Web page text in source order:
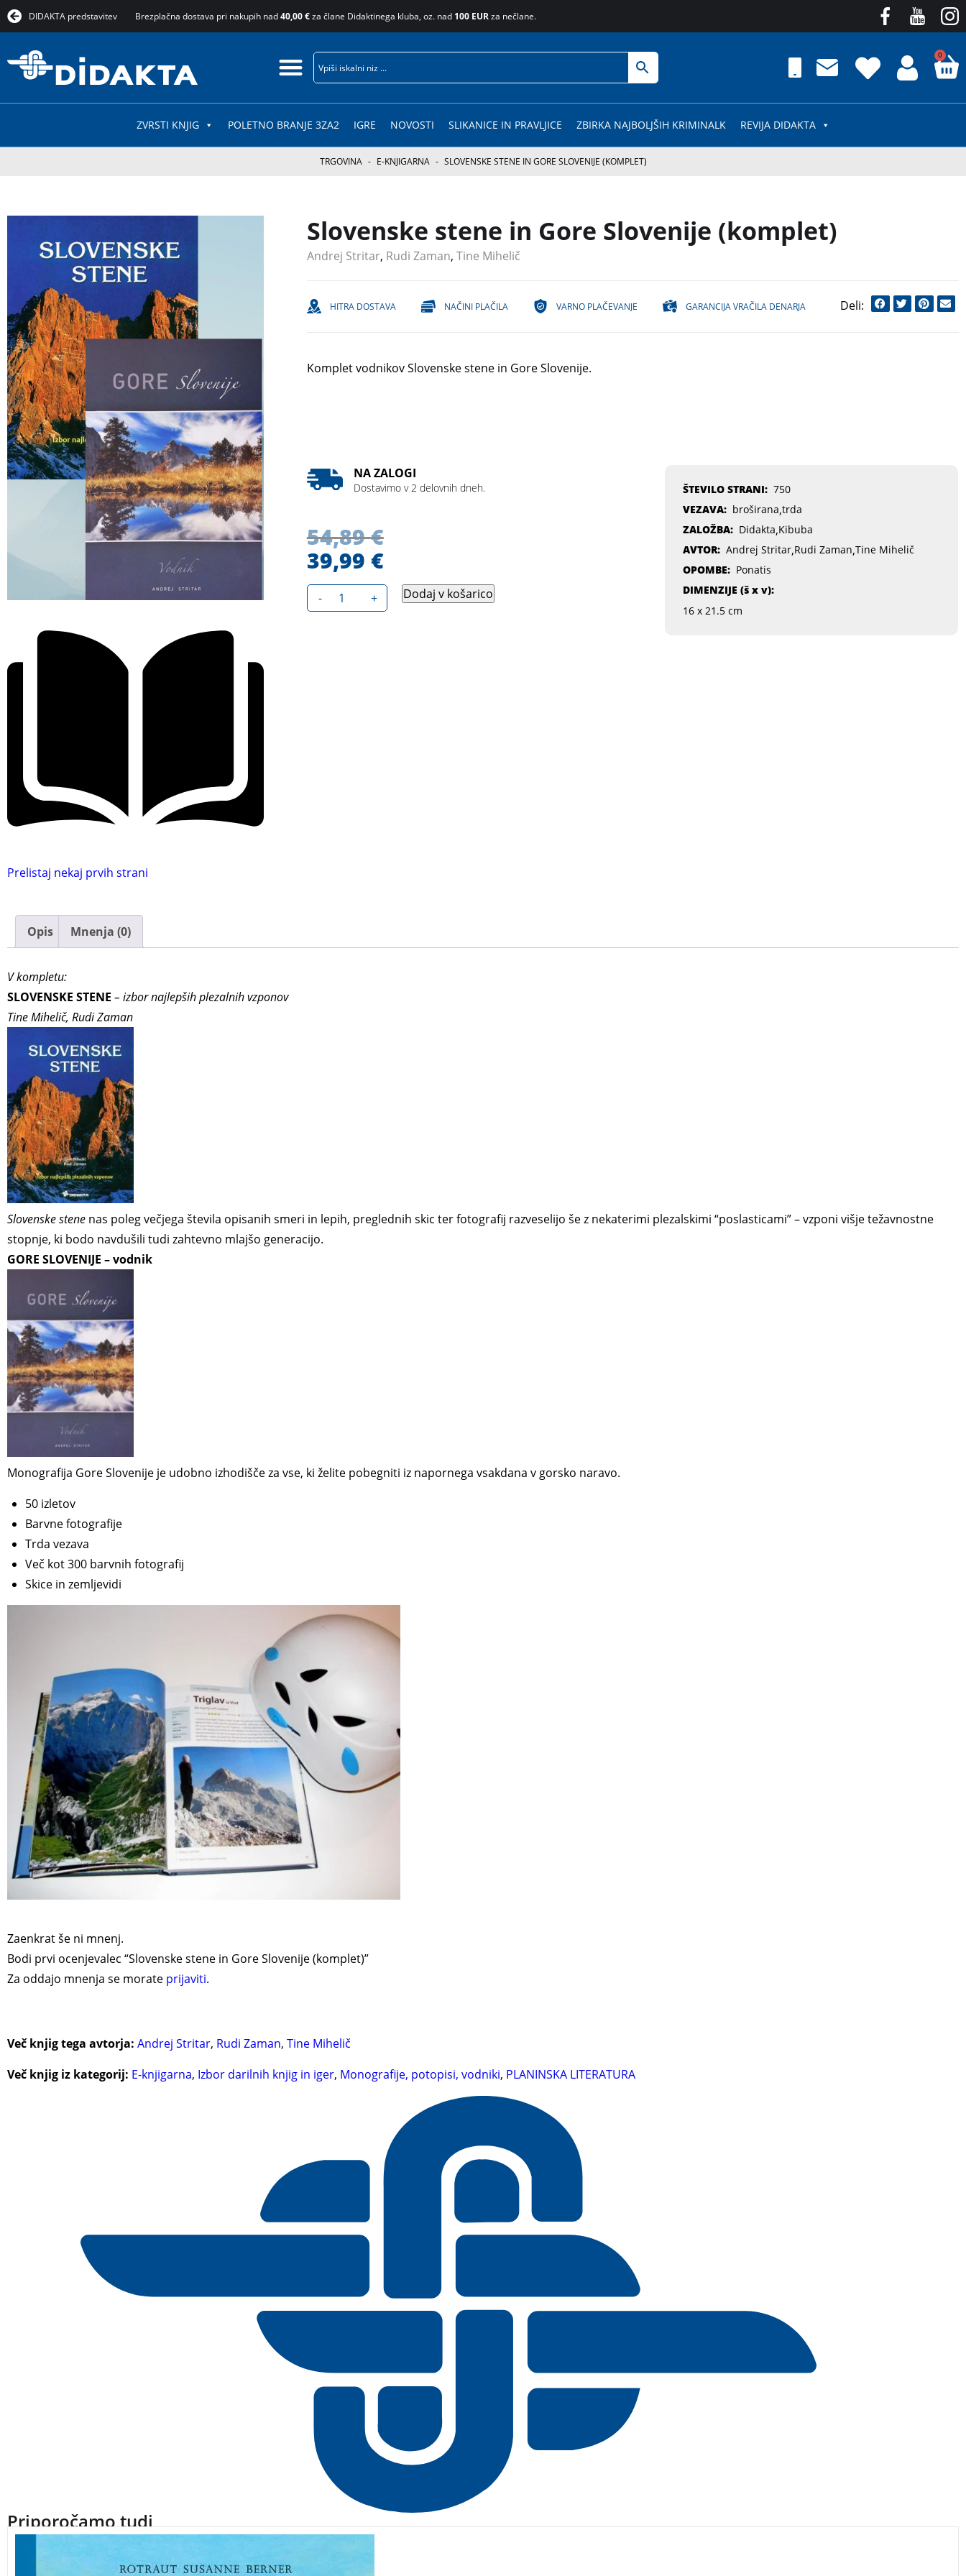
DIDAKTA predstavitev Brezplačna dostava pri nakupih nad40,00 €za člane Didaktinega kluba, oz. nad 100 EURza nečlane.
0
ZVRSTI KNJIG POLETNO BRANJE 3ZA2 IGRE NOVOSTI SLIKANICE IN PRAVLJICE ZBIRKA NAJBOLJŠIH KRIMINALK REVIJA DIDAKTA
TRGOVINA - E-KNJIGARNA - SLOVENSKE STENE IN GORE SLOVENIJE (KOMPLET)
Prelistaj nekaj prvih strani
Slovenske stene in Gore Slovenije (komplet)
Andrej Stritar, Rudi Zaman, Tine Mihelič
HITRA DOSTAVA NAČINI PLAČILA VARNO PLAČEVANJE GARANCIJA VRAČILA DENARJA
Komplet vodnikov Slovenske stene in Gore Slovenije.
NA ZALOGI
Dostavimo v 2 delovnih dneh.
54,89€
39,99 €
- + Dodaj v košarico
ŠTEVILO STRANI: 750
VEZAVA: broširana,trda
ZALOŽBA: Didakta,Kibuba
AVTOR: Andrej Stritar,Rudi Zaman,Tine Mihelič
OPOMBE: Ponatis
DIMENZIJE (š x v):
16 x 21.5 cm
Opis Mnenja (0)
V kompletu:
SLOVENSKE STENE – izbor najlepših plezalnih vzponov
Tine Mihelič, Rudi Zaman
Slovenske stene nas poleg večjega števila opisanih smeri in lepih, preglednih skic ter fotografij razveselijo še z nekaterimi plezalskimi “poslasticami” – vzponi višje težavnostne
stopnje, ki bodo navdušili tudi zahtevno mlajšo generacijo.
GORE SLOVENIJE – vodnik
Monografija Gore Slovenije je udobno izhodišče za vse, ki želite pobegniti iz napornega vsakdana v gorsko naravo.
50 izletov
Barvne fotografije
Trda vezava
Več kot 300 barvnih fotografij
Skice in zemljevidi
Zaenkrat še ni mnenj.
Bodi prvi ocenjevalec “Slovenske stene in Gore Slovenije (komplet)”
Za oddajo mnenja se morate prijaviti.
Več knjig tega avtorja: Andrej Stritar, Rudi Zaman, Tine Mihelič
Več knjig iz kategorij: E-knjigarna, Izbor darilnih knjig in iger, Monografije, potopisi, vodniki, PLANINSKA LITERATURA
Priporočamo tudi